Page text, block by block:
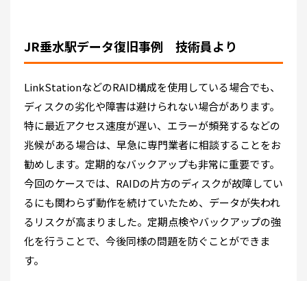
JR垂水駅データ復旧事例 技術員より
LinkStationなどのRAID構成を使用している場合でも、
ディスクの劣化や障害は避けられない場合があります。
特に最近アクセス速度が遅い、エラーが頻発するなどの
兆候がある場合は、早急に専門業者に相談することをお
勧めします。定期的なバックアップも非常に重要です。
今回のケースでは、RAIDの片方のディスクが故障してい
るにも関わらず動作を続けていたため、データが失われ
るリスクが高まりました。定期点検やバックアップの強
化を行うことで、今後同様の問題を防ぐことができま
す。